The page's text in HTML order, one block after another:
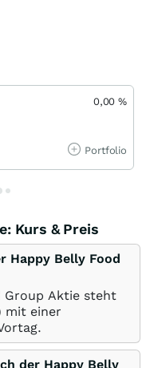
0,00%
Portfolio
Kurs & Preis
Happy Belly Food
Group Aktie steht
mit einer
der Happy Belly